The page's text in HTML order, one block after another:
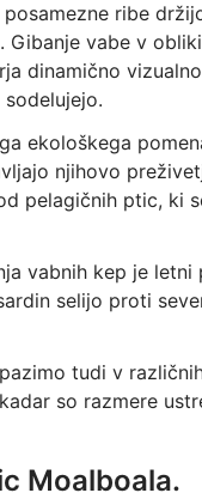
ribe
vabe v
dinamično
ekološkega
njihovo
pelagičnih ptic, ki
vabnih kep je
selijo proti
tudi v
so razmere
Moalboala.